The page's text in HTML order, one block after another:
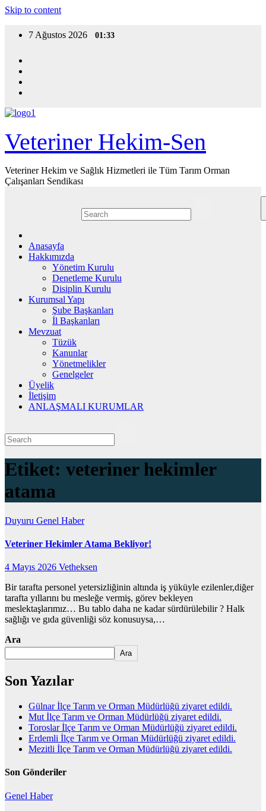
Skip to content
7 Ağustos 2026 01:33
Veteriner Hekim-Sen
Veteriner Hekim ve Sağlık Hizmetleri ile Tüm Tarım Orman
Çalışanları Sendikası
Anasayfa
Hakkımızda
Yönetim Kurulu
Denetleme Kurulu
Disiplin Kurulu
Kurumsal Yapı
Şube Başkanları
İl Başkanları
Mevzuat
Tüzük
Kanunlar
Yönetmelikler
Genelgeler
Üyelik
İletişim
ANLAŞMALI KURUMLAR
Etiket: veteriner hekimler
atama
Duyuru Genel Haber
Veteriner Hekimler Atama Bekliyor!
4 Mayıs 2026 Vetheksen
Bir tarafta personel yetersizliğinin altında iş yüküyle ezilenler,diğer
tarafta yıllarını bu mesleğe vermiş, görev bekleyen
meslektaşlarımız… Bu tablo daha ne kadar sürdürülebilir ? Halk
sağlığı ve gıda güvenliği söz konusuysa,…
Ara
Ara
Son Yazılar
Gülnar İlçe Tarım ve Orman Müdürlüğü ziyaret edildi.
Mut İlçe Tarım ve Orman Müdürlüğü ziyaret edildi.
Toroslar İlçe Tarım ve Orman Müdürlüğü ziyaret edildi.
Erdemli İlçe Tarım ve Orman Müdürlüğü ziyaret edildi.
Mezitli İlçe Tarım ve Orman Müdürlüğü ziyaret edildi.
Son Gönderiler
Genel Haber